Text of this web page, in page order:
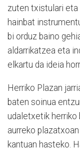
zuten txistulari eta
hainbat
bi orduz baino
aldarrikatzea eta
elkartu da ideia
Herriko Plazan
baten soinua
udaletxetik herriko
aurreko
kantuan hasteko.